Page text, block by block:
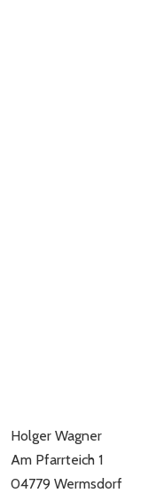
Holger Wagner
Am Pfarrteich 1
04779 Wermsdorf